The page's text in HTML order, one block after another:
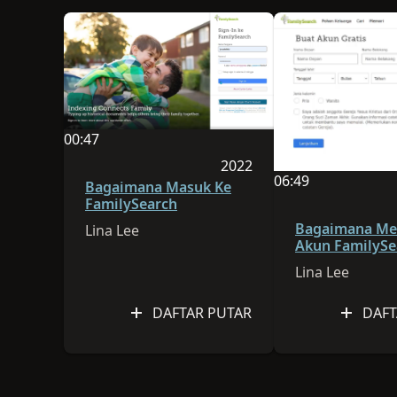
00:47
Durasi video adalah 00:472022
Sesi dipublikasikan pada
Bagaimana Masuk Ke
FamilySearch
Lina Lee
DAFTAR PUTAR
06:49
Durasi video
Bagaimana
Akun
Lina Lee